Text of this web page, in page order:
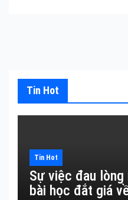
Tin Hot
Tin Hot
Sự việc đau
bài học đắt giá